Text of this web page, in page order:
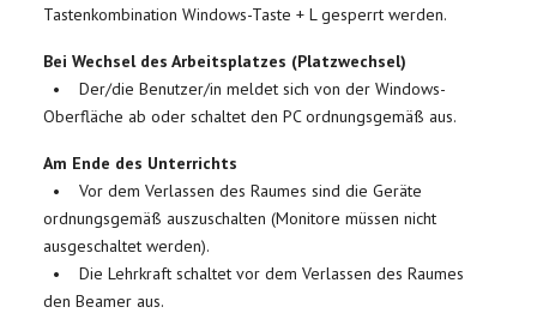
Tastenkombination Windows-Taste + L gesperrt werden.
Bei Wechsel des Arbeitsplatzes (Platzwechsel)
• Der/die Benutzer/in meldet sich von der Windows-
Oberfläche ab oder schaltet den PC ordnungsgemäß aus.
Am Ende des Unterrichts
• Vor dem Verlassen des Raumes sind die Geräte
ordnungsgemäß auszuschalten (Monitore müssen nicht
ausgeschaltet werden).
• Die Lehrkraft schaltet vor dem Verlassen des Raumes
den Beamer aus.